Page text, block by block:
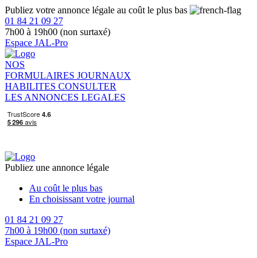
Publiez votre annonce légale au coût le plus bas
01 84 21 09 27
7h00 à 19h00 (non surtaxé)
Espace JAL-Pro
NOS
FORMULAIRES JOURNAUX
HABILITES CONSULTER
LES ANNONCES LEGALES
Publiez une annonce légale
Au coût le plus bas
En choisissant votre journal
01 84 21 09 27
7h00 à 19h00 (non surtaxé)
Espace JAL-Pro